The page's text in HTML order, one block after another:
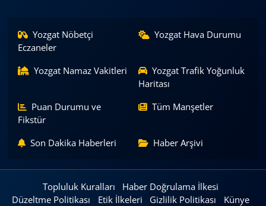
Yozgat Nöbetçi
Eczaneler
Yozgat Hava Durumu
Yozgat Namaz Vakitleri
Yozgat Trafik Yoğunluk
Haritası
Puan Durumu ve
Fikstür
Tüm Manşetler
Son Dakika Haberleri Haber Arşivi
Topluluk Kuralları
Haber Doğrulama İlkesi
Düzeltme Politikası
Etik İlkeleri Gizlilik Politikası
Künye